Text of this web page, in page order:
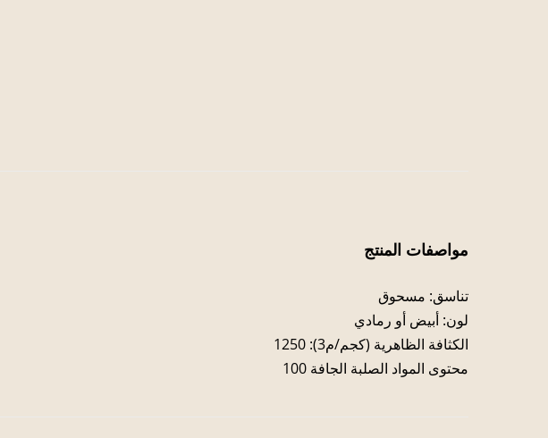
مواصفات المنتج
تناسق: مسحوق
لون: أبيض أو رمادي
الكثافة الظاهرية (كجم/م3): 1250
محتوى المواد الصلبة الجافة 100